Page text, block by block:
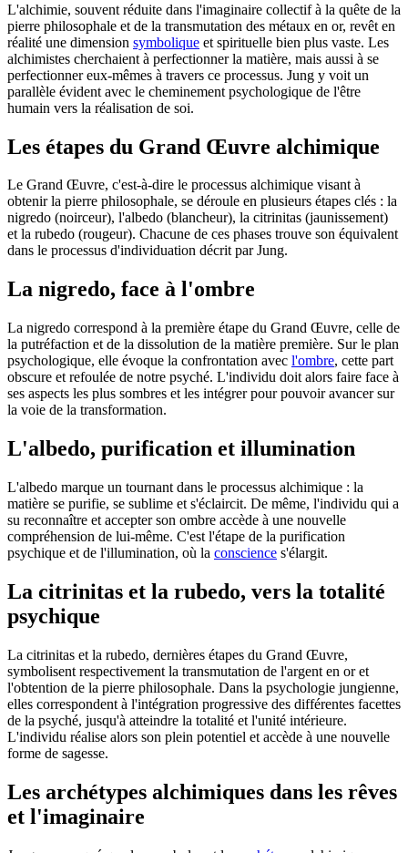
L'alchimie, souvent réduite dans l'imaginaire collectif à la quête de la
pierre philosophale et de la transmutation des métaux en or, revêt en
réalité une dimension symbolique et spirituelle bien plus vaste. Les
alchimistes cherchaient à perfectionner la matière, mais aussi à se
perfectionner eux-mêmes à travers ce processus. Jung y voit un
parallèle évident avec le cheminement psychologique de l'être
humain vers la réalisation de soi.
Les étapes du Grand Œuvre alchimique
Le Grand Œuvre, c'est-à-dire le processus alchimique visant à
obtenir la pierre philosophale, se déroule en plusieurs étapes clés : la
nigredo (noirceur), l'albedo (blancheur), la citrinitas (jaunissement)
et la rubedo (rougeur). Chacune de ces phases trouve son équivalent
dans le processus d'individuation décrit par Jung.
La nigredo, face à l'ombre
La nigredo correspond à la première étape du Grand Œuvre, celle de
la putréfaction et de la dissolution de la matière première. Sur le plan
psychologique, elle évoque la confrontation avec l'ombre, cette part
obscure et refoulée de notre psyché. L'individu doit alors faire face à
ses aspects les plus sombres et les intégrer pour pouvoir avancer sur
la voie de la transformation.
L'albedo, purification et illumination
L'albedo marque un tournant dans le processus alchimique : la
matière se purifie, se sublime et s'éclaircit. De même, l'individu qui a
su reconnaître et accepter son ombre accède à une nouvelle
compréhension de lui-même. C'est l'étape de la purification
psychique et de l'illumination, où la conscience s'élargit.
La citrinitas et la rubedo, vers la totalité
psychique
La citrinitas et la rubedo, dernières étapes du Grand Œuvre,
symbolisent respectivement la transmutation de l'argent en or et
l'obtention de la pierre philosophale. Dans la psychologie jungienne,
elles correspondent à l'intégration progressive des différentes facettes
de la psyché, jusqu'à atteindre la totalité et l'unité intérieure.
L'individu réalise alors son plein potentiel et accède à une nouvelle
forme de sagesse.
Les archétypes alchimiques dans les rêves
et l'imaginaire